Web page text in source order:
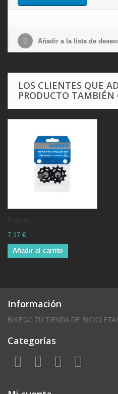
Añadir a la lista de
LOS CLIENTES QUE
PRODUCTO TAMBIÉN
7,17 €
Añadir al carrito
Información
BIKEGC TU TIENDA DE
Categorías